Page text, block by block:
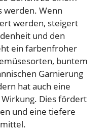
werden. Wenn
werden, steigert
und den
ein farbenfroher
buntem
Garnierung
hat auch eine
Dies fördert
und eine tiefere